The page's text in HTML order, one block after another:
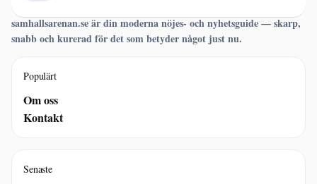
samhallsarenan.se är din moderna nöjes- och nyhetsguide — skarp,
snabb och kurerad för det som betyder något just nu.
Populärt
Om oss
Kontakt
Senaste